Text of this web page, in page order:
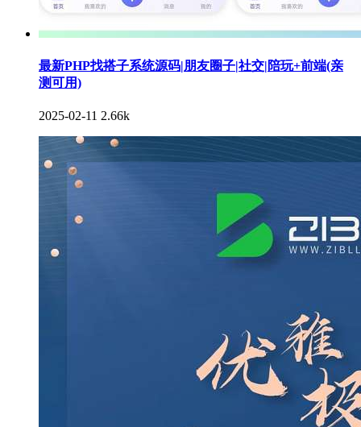
最新PHP找搭子系统源码|朋友圈子|社交|陪玩+前端(亲
测可用)
2025-02-11 2.66k